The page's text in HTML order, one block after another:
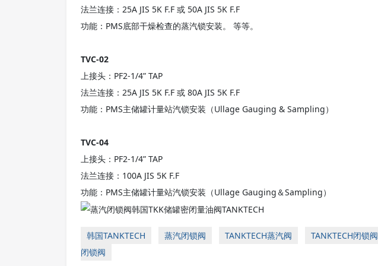
法兰连接：25A JIS 5K F.F 或 50A JIS 5K F.F
功能：PMS底部干燥检查的蒸汽锁安装。 等等。
TVC-02
上接头：PF2-1/4” TAP
法兰连接：25A JIS 5K F.F 或 80A JIS 5K F.F
功能：PMS主储罐计量站汽锁安装（Ullage Gauging & Sampling）
TVC-04
上接头：PF2-1/4” TAP
法兰连接：100A JIS 5K F.F
功能：PMS主储罐计量站汽锁安装（Ullage Gauging＆Sampling）
韩国TANKTECH 蒸汽闭锁阀 TANKTECH蒸汽阀 TANKTECH闭锁阀
闭锁阀